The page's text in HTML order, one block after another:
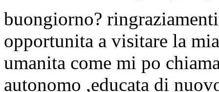
buongiorno?
opportunita a visitare la
umanita come mi po
autonomo ,educata di